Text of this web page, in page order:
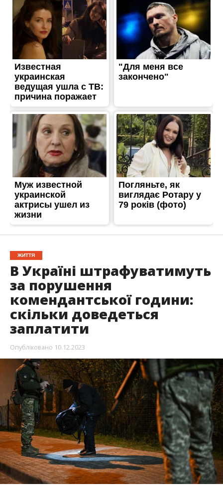
ЖИТТЯ
В Україні штрафуватимуть
за порушення
комендантської години:
скільки доведеться
заплатити
Опубліковано 10.12.2023